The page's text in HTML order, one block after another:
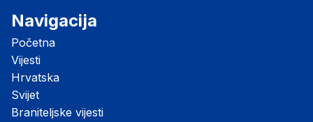
Navigacija
Početna
Vijesti
Hrvatska
Svijet
Braniteljske vijesti